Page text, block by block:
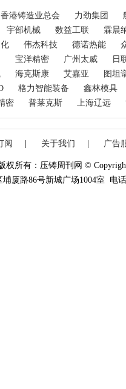
香港铸造业总会 力劲集团
宇部机械 数益工联
霖晨
伟杰科技 德诺热能
宝洋精密 广州太威
日
海克斯康 艾嘉亚
图坦
格力智能装备
鑫林模具
密 普莱克斯 上海辽远
阅 关于我们 广告
权所有：压铸周刊网 ©
厦路86号新城广场1004室 电